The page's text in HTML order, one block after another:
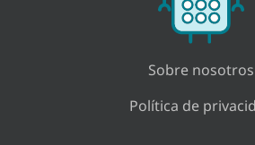
Sobre nosotros
Política de